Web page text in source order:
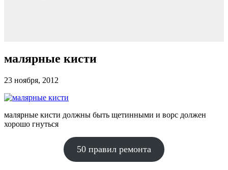
малярные кисти
23 ноября, 2012
малярные кисти должны быть щетинными и ворс должен
хорошо гнуться
50 правил ремонта